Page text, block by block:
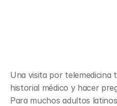
Una visita por
historial médico y hacer
Para muchos adultos